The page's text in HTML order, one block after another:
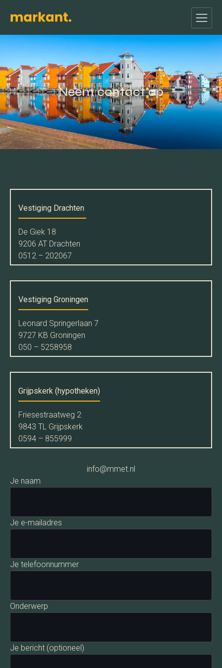
Neem contact op
Vestiging Drachten
De Giek 18
9206 AT Drachten
0512 – 202067
Vestiging Groningen
Leonard Springerlaan 7
9727 KB Groningen
050 – 5258958
Grijpskerk (hypotheken)
Friesestraatweg 2
9843 TL Grijpskerk
0594 – 855999
info@mmet.nl
Je naam
Je e-mailadres
Je telefoonnummer
Onderwerp
Je bericht (optioneel)